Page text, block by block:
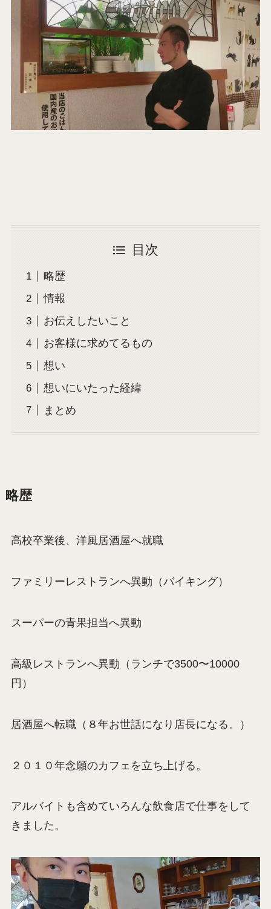
目次
略歴
情報
お伝えしたいこと
お客様に求めてるもの
想い
想いにいたった経緯
まとめ
略歴
高校卒業後、洋風居酒屋へ就職
ファミリーレストランへ異動（バイキング）
スーパーの青果担当へ異動
高級レストランへ異動（ランチで3500〜10000
円）
居酒屋へ転職（８年お世話になり店長になる。）
２０１０年念願のカフェを立ち上げる。
アルバイトも含めていろんな飲食店で仕事をして
きました。